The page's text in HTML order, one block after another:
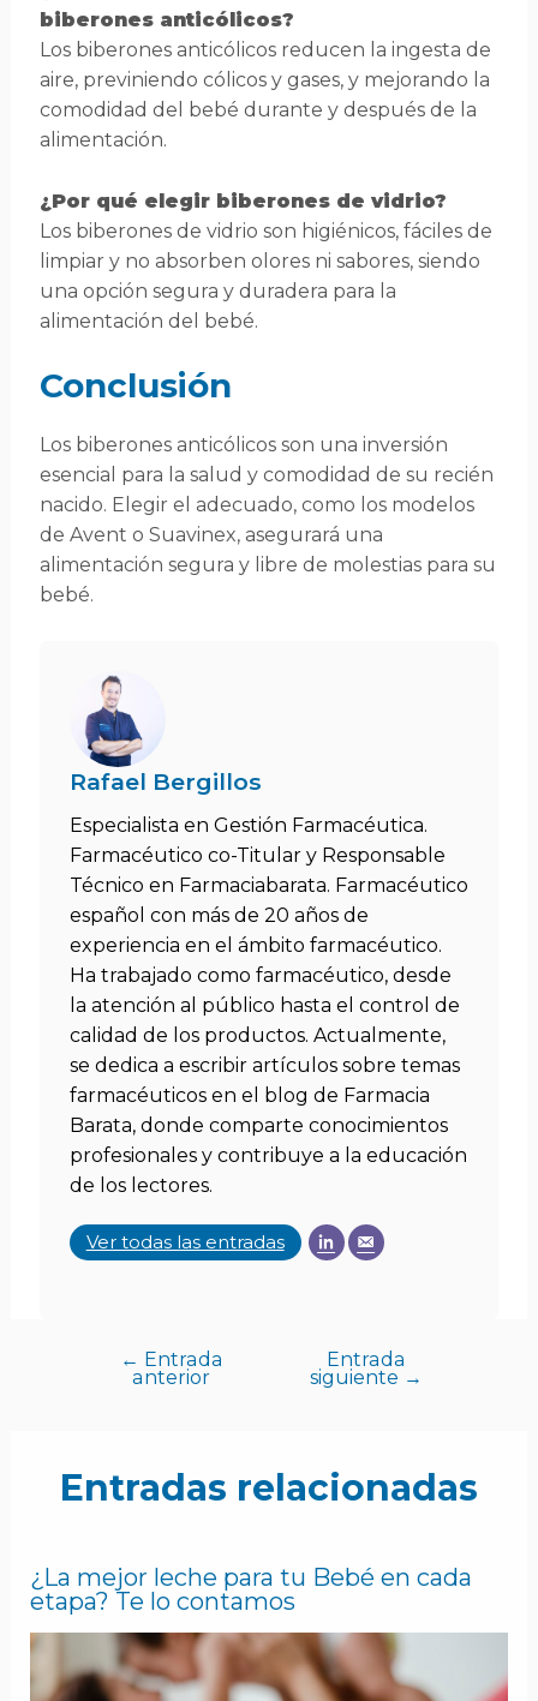
biberones anticólicos?
Los biberones anticólicos reducen la ingesta de
aire, previniendo cólicos y gases, y mejorando la
comodidad del bebé durante y después de la
alimentación.
¿Por qué elegir biberones de vidrio?
Los biberones de vidrio son higiénicos, fáciles de
limpiar y no absorben olores ni sabores, siendo
una opción segura y duradera para la
alimentación del bebé.
Conclusión
Los biberones anticólicos son una inversión
esencial para la salud y comodidad de su recién
nacido. Elegir el adecuado, como los modelos
de Avent o Suavinex, asegurará una
alimentación segura y libre de molestias para su
bebé.
Rafael Bergillos
Especialista en Gestión Farmacéutica.
Farmacéutico co-Titular y Responsable
Técnico en Farmaciabarata. Farmacéutico
español con más de 20 años de
experiencia en el ámbito farmacéutico.
Ha trabajado como farmacéutico, desde
la atención al público hasta el control de
calidad de los productos. Actualmente,
se dedica a escribir artículos sobre temas
farmacéuticos en el blog de Farmacia
Barata, donde comparte conocimientos
profesionales y contribuye a la educación
de los lectores.
Ver todas las entradas
← Entrada
anterior
Entrada
siguiente →
Entradas relacionadas
¿La mejor leche para tu Bebé en cada
etapa? Te lo contamos